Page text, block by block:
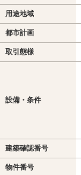
用途地域
都市計画
取引態様
設備・条件
建築確認番号
物件番号